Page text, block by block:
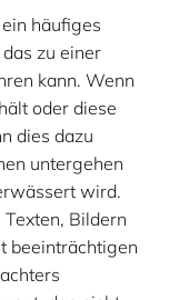
häufiges
zu einer
kann. Wenn
oder diese
dies dazu
untergehen
wird.
Bildern
beeinträchtigen